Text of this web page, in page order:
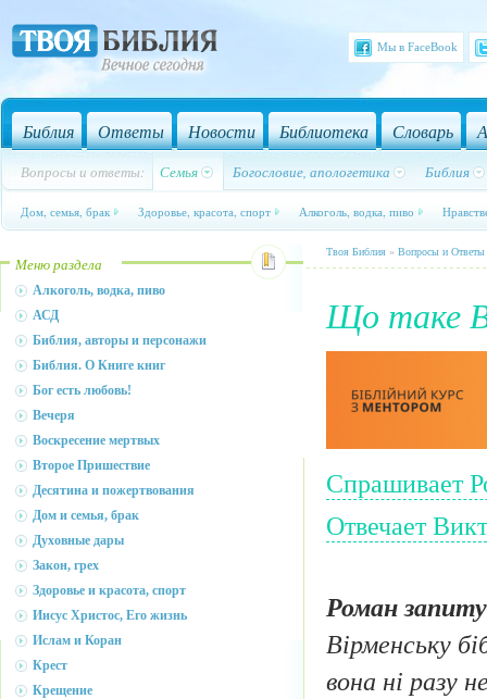
Мы в FaceBook
Библия Ответы Новости Библиотека Словарь
Вопросы и ответы: Семья Богословие, апологетика Библия
Дом, семья, брак Здоровье, красота, спорт Алкоголь, водка, пиво
Меню раздела
Алкоголь, водка, пиво
АСД
Библия, авторы и персонажи
Библия. О Книге книг
Бог есть любовь!
Вечеря
Воскресение мертвых
Второе Пришествие
Десятина и пожертвования
Дом и семья, брак
Духовные дары
Закон, грех
Здоровье и красота, спорт
Иисус Христос, Его жизнь
Ислам и Коран
Крест
Крещение
Твоя Библия » Вопросы и Ответы
Що таке
Спрашивает
Отвечает
Роман
Вірменську
вона ні разу